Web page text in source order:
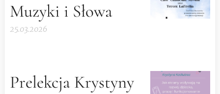
Muzyki i Słowa
25.03.2026
Prelekcja Krystyny